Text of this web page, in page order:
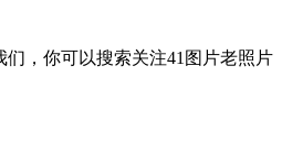
，你可以搜索关注41图片老照片